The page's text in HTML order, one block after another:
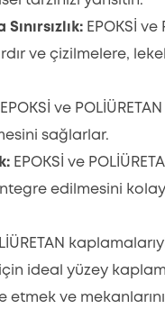
EPOKSİ
ve çizilmelere,
EPOKSİ ve
sağlarlar.
EPOKSİ ve
edilmesini
için ideal yüzey
etmek ve